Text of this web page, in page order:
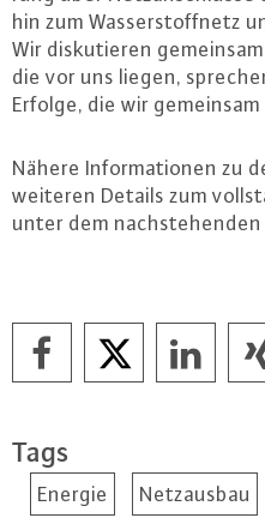
hin zum Was­ser­stoff­netz
Wir dis­ku­tie­ren
die vor uns liegen,
Erfolge, die wir
Nähere In­for­ma­tio­nen zu
weiteren Details zum
unter dem nach­ste­hen­den
Tags
Energie Netzausbau